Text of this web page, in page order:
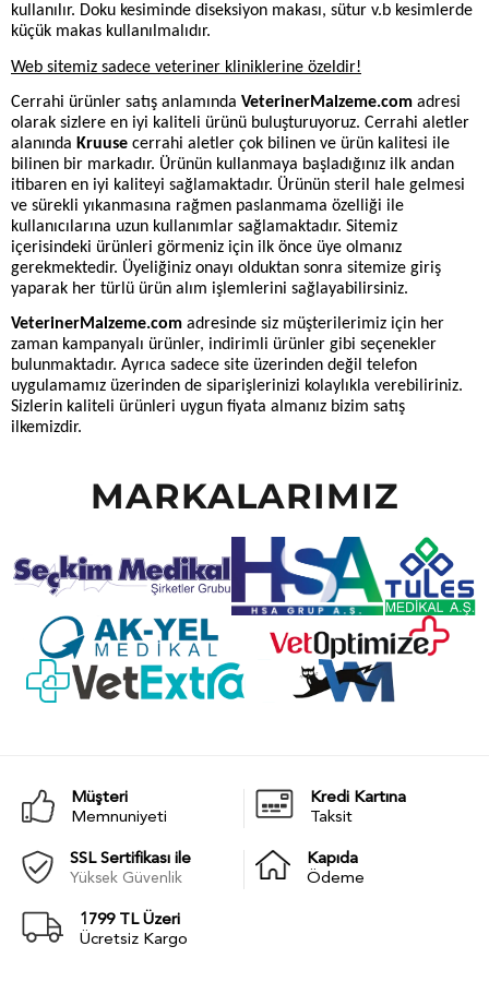
kullanılır. Doku kesiminde diseksiyon makası, sütur v.b kesimlerde
küçük makas kullanılmalıdır.
Web sitemiz sadece veteriner kliniklerine özeldir!
Cerrahi ürünler satış anlamında VeterinerMalzeme.com adresi
olarak sizlere en iyi kaliteli ürünü buluşturuyoruz. Cerrahi aletler
alanında Kruuse cerrahi aletler çok bilinen ve ürün kalitesi ile
bilinen bir markadır. Ürünün kullanmaya başladığınız ilk andan
itibaren en iyi kaliteyi sağlamaktadır. Ürünün steril hale gelmesi
ve sürekli yıkanmasına rağmen paslanmama özelliği ile
kullanıcılarına uzun kullanımlar sağlamaktadır. Sitemiz
içerisindeki ürünleri görmeniz için ilk önce üye olmanız
gerekmektedir. Üyeliğiniz onayı olduktan sonra sitemize giriş
yaparak her türlü ürün alım işlemlerini sağlayabilirsiniz.
VeterinerMalzeme.com adresinde siz müşterilerimiz için her
zaman kampanyalı ürünler, indirimli ürünler gibi seçenekler
bulunmaktadır. Ayrıca sadece site üzerinden değil telefon
uygulamamız üzerinden de siparişlerinizi kolaylıkla verebiliriniz.
Sizlerin kaliteli ürünleri uygun fiyata almanız bizim satış
ilkemizdir.
MARKALARIMIZ
Müşteri
Memnuniyeti
Kredi Kartına
Taksit
SSL Sertifikası ile
Yüksek Güvenlik
Kapıda
Ödeme
1799 TL Üzeri
Ücretsiz Kargo